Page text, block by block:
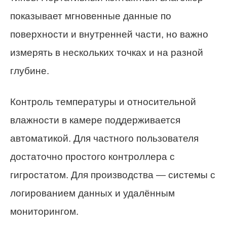
показывает мгновенные данные по
поверхности и внутренней части, но важно
измерять в нескольких точках и на разной
глубине.
Контроль температуры и относительной
влажности в камере поддерживается
автоматикой. Для частного пользователя
достаточно простого контроллера с
гигростатом. Для производства — системы с
логированием данных и удалённым
мониторингом.